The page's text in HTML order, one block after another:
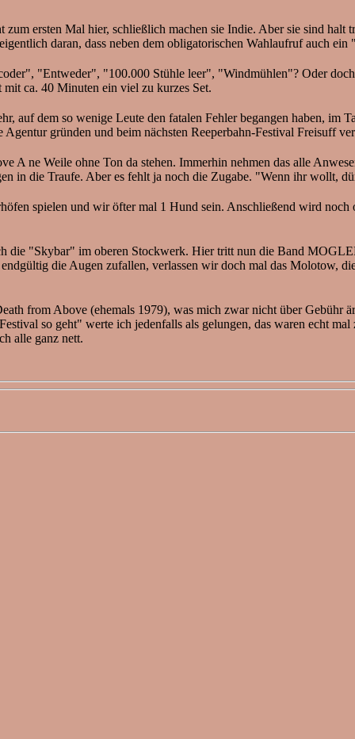
ersten Mal hier, schließlich machen sie Indie. Aber sie sind
daran, dass neben dem obligatorischen Wahlaufruf auch
"Entweder", "100.000 Stühle leer", "Windmühlen"? Oder
ca. 40 Minuten ein viel zu kurzes Set.
dem so wenige Leute den fatalen Fehler begangen haben, im
Agentur gründen und beim nächsten Reeperbahn-Festival Freisuff
A ne Weile ohne Ton da stehen. Immerhin nehmen das alle
in die Traufe. Aber es fehlt ja noch die Zugabe. "Wenn ihr wollt,
spielen und wir öfter mal 1 Hund sein. Anschließend wird noch
die "Skybar" im oberen Stockwerk. Hier tritt nun die Band
die Augen zufallen, verlassen wir doch mal das Molotow,
from Above (ehemals 1979), was mich zwar nicht über Gebühr
so geht" werte ich jedenfalls als gelungen, das waren echt
alle ganz nett.